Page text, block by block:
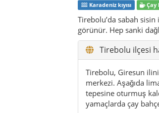
Karadeniz kıyısı Çay
Tirebolu’da sabah
görünür. Hep sanki
Tirebolu ilçesi
Tirebolu, Giresun
merkezi. Aşağıda
tepesine oturmuş
yamaçlarda çay